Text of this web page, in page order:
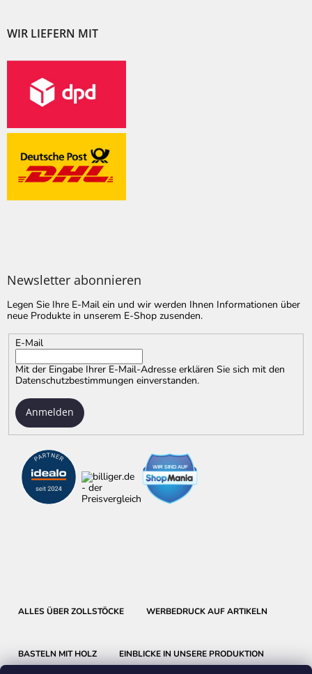
WIR LIEFERN MIT
Newsletter abonnieren
Legen Sie Ihre E-Mail ein und wir werden Ihnen Informationen über
neue Produkte in unserem E-Shop zusenden.
E-Mail
Mit der Eingabe Ihrer E-Mail-Adresse erklären Sie sich mit den
Datenschutzbestimmungen einverstanden.
Anmelden
ALLES ÜBER ZOLLSTÖCKE WERBEDRUCK AUF ARTIKELN
BASTELN MIT HOLZ EINBLICKE IN UNSERE PRODUKTION